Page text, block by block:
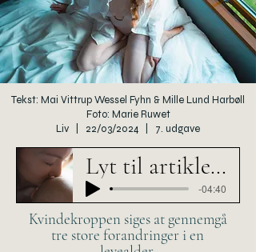
Tekst: Mai Vittrup Wessel Fyhn & Mille Lund Harbøll
Foto: Marie Ruwet
Liv | 22/03/2024 | 7. udgave
Lyt til artiklen her
-04:40
Kvindekroppen siges at gennemgå
tre store forandringer i en